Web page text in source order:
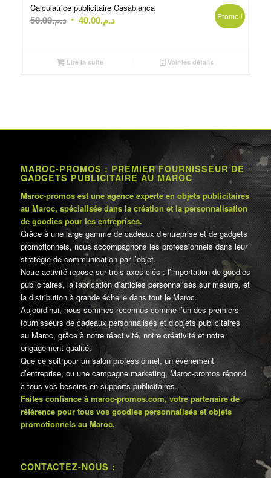
Calculatrice publicitaire Casablanca
د.م.50.00
Le
était :
د.م.40.00
Le
Promo !
Lire la suite Voir les détails
MAROC-PROMOS : PREMIER FOURNISSEUR DE
GADGETS PUBLICITAIRE AU MAROC
Maroc-promos est une agence experte en objets publicitaires
au Maroc, spécialisée dans la création et la personnalisation
de goodies pour les entreprises.
Grâce à une large gamme de cadeaux d’entreprise et de gadgets
promotionnels, nous accompagnons les professionnels dans leur
stratégie de communication par l’objet.
Notre activité repose sur trois axes clés : l’importation de goodies
publicitaires, la fabrication d’articles personnalisés sur mesure, et
la distribution à grande échelle dans tout le Maroc.
Aujourd’hui, nous sommes reconnus comme l’un des premiers
fournisseurs de cadeaux personnalisés et d’objets publicitaires
au Maroc, grâce à notre réactivité, notre créativité et notre
engagement qualité.
Que ce soit pour un salon professionnel, un événement
d’entreprise, ou une campagne marketing, Maroc-promos répond
à tous vos besoins en supports publicitaires.
Faites confiance à maroc-promos.com, votre partenaire de
référence pour tous vos goodies personnalisés et objets
promotionnels au Maroc.
CONTACTEZ-NOUS :